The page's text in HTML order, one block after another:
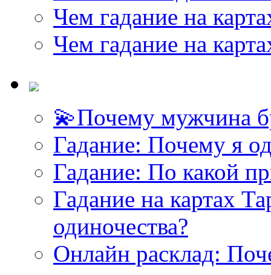
Чем гадание на
Чем гадание на
💫Почему мужчина
Гадание: Почему я
Гадание: По какой
Гадание на картах
одиночества?
Онлайн расклад: